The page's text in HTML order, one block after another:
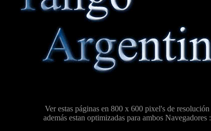
Ver estas páginas en 800 x 600 pixel's de resolución
además estan optimizadas para ambos Navegadores :